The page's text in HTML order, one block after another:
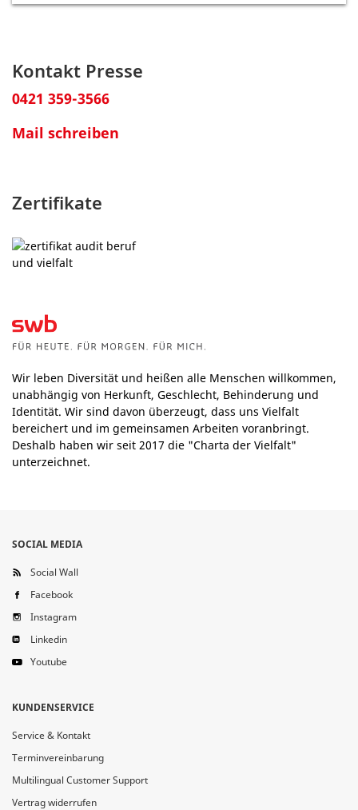
Kontakt Presse
0421 359-3566
Mail schreiben
Zertifikate
Wir leben Diversität und heißen alle Menschen willkommen,
unabhängig von Herkunft, Geschlecht, Behinderung und
Identität. Wir sind davon überzeugt, dass uns Vielfalt
bereichert und im gemeinsamen Arbeiten voranbringt.
Deshalb haben wir seit 2017 die "Charta der Vielfalt"
unterzeichnet.
SOCIAL MEDIA
Social Wall
Facebook
Instagram
Linkedin
Youtube
KUNDENSERVICE
Service & Kontakt
Terminvereinbarung
Multilingual Customer Support
Vertrag widerrufen